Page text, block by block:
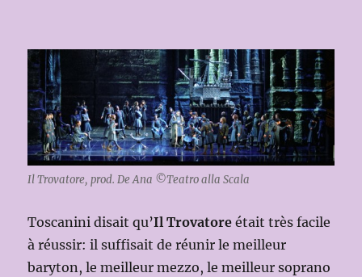
Il Trovatore, prod. De Ana ©Teatro alla Scala
Toscanini disait qu’Il Trovatore était très facile
à réussir: il suffisait de réunir le meilleur
baryton, le meilleur mezzo, le meilleur soprano